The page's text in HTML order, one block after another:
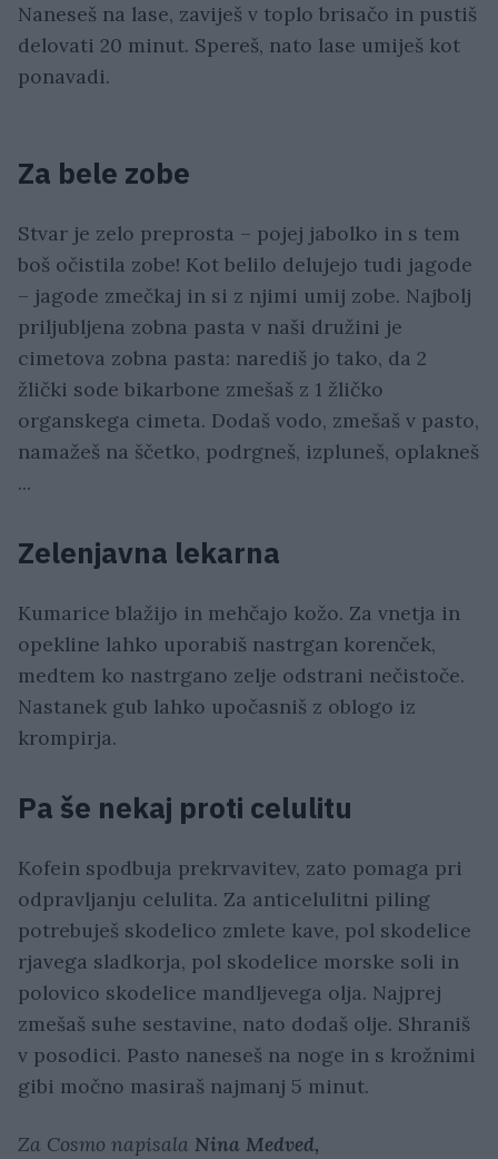
Naneseš na lase, zaviješ v toplo brisačo in pustiš
delovati 20 minut. Spereš, nato lase umiješ kot
ponavadi.
Za bele zobe
Stvar je zelo preprosta – pojej jabolko in s tem
boš očistila zobe! Kot belilo delujejo tudi jagode
– jagode zmečkaj in si z njimi umij zobe. Najbolj
priljubljena zobna pasta v naši družini je
cimetova zobna pasta: narediš jo tako, da 2
žlički sode bikarbone zmešaš z 1 žličko
organskega cimeta. Dodaš vodo, zmešaš v pasto,
namažeš na ščetko, podrgneš, izpluneš, oplakneš
...
Zelenjavna lekarna
Kumarice blažijo in mehčajo kožo. Za vnetja in
opekline lahko uporabiš nastrgan korenček,
medtem ko nastrgano zelje odstrani nečistoče.
Nastanek gub lahko upočasniš z oblogo iz
krompirja.
Pa še nekaj proti celulitu
Kofein spodbuja prekrvavitev, zato pomaga pri
odpravljanju celulita. Za anticelulitni piling
potrebuješ skodelico zmlete kave, pol skodelice
rjavega sladkorja, pol skodelice morske soli in
polovico skodelice mandljevega olja. Najprej
zmešaš suhe sestavine, nato dodaš olje. Shraniš
v posodici. Pasto naneseš na noge in s krožnimi
gibi močno masiraš najmanj 5 minut.
Za Cosmo napisala Nina Medved,